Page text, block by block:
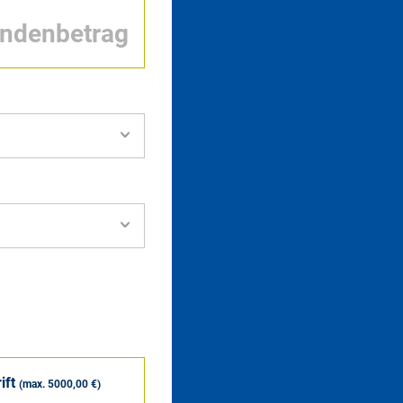
(max. 5000,00 €)